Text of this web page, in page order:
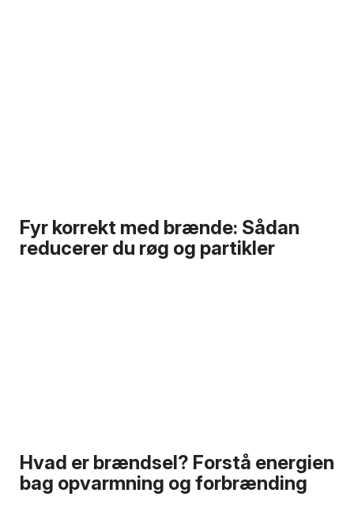
Fyr korrekt med brænde: Sådan
reducerer du røg og partikler
Hvad er brændsel? Forstå energien
bag opvarmning og forbrænding